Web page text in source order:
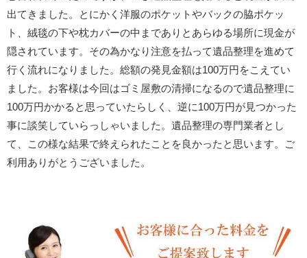
出てきました。とにかく洋服のポケットやバックの脇ポケッ
ト、絨毯の下や枕カバーの中までありとあらゆる場所に現金が
隠されています。その為かなり注意を払って遺品整理を進めて
行く流れになりました。総額の発見金額は100万円をこえてい
ました。お客様は今回はゴミ屋敷の清掃になるので遺品整理に
100万円かかると思っていたらしく、逆に100万円が見つかった
事に談笑していらっしゃいました。遺品整理の専門業者とし
て、この様な結果で終えられたことを良かったと思います。ご
利用ありがとうございました。